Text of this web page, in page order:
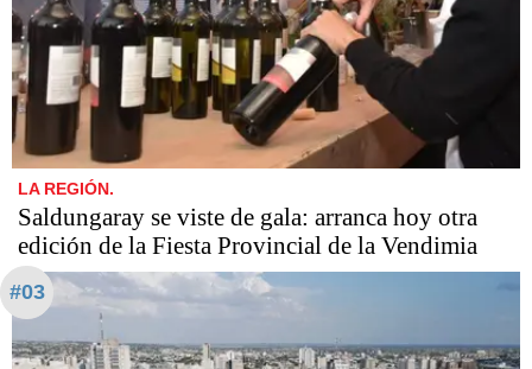
LA REGIÓN.
Saldungaray se viste de gala: arranca hoy otra
edición de la Fiesta Provincial de la Vendimia
#03